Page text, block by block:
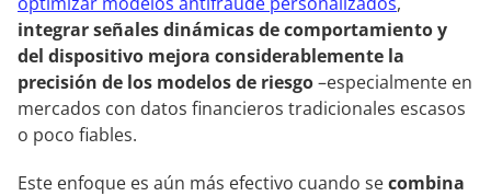
integrar señales dinámicas de comportamiento y
del dispositivo mejora considerablemente la
precisión de los modelos de riesgo–especialmente en
mercados con datos financieros tradicionales escasos
o poco fiables.
Este enfoque es aún más efectivo cuando secombina